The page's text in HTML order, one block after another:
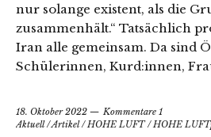
nur solange existent, als die
zusammenhält.“ Tatsächlich
Iran alle gemeinsam. Da sind
Schülerinnen, Kurd:innen,
18. Oktober 2022
Kommentare 1
Aktuell/Artikel/HOHE LUFT/HOHE